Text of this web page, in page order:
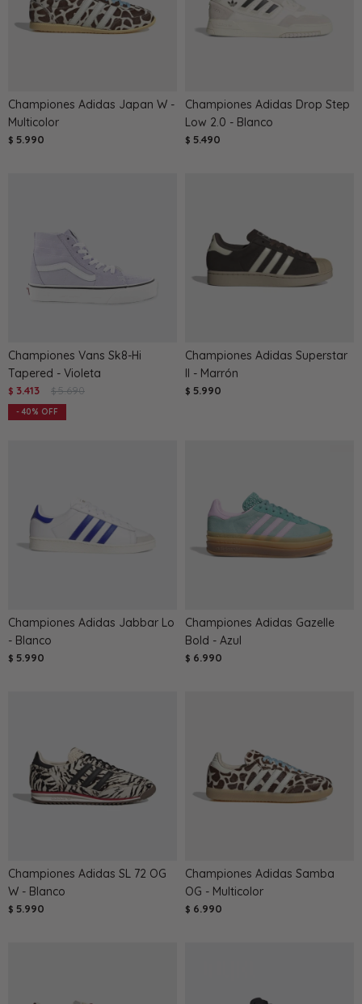
Championes Adidas Japan W -
Multicolor
$ 5.990
Championes Adidas Drop Step
Low 2.0 - Blanco
$ 5.490
Championes Vans Sk8-Hi
Tapered - Violeta
$ 3.413 $ 5.690
40
Championes Adidas Superstar
II - Marrón
$ 5.990
Championes Adidas Jabbar Lo
- Blanco
$ 5.990
Championes Adidas Gazelle
Bold - Azul
$ 6.990
Championes Adidas SL 72 OG
W - Blanco
$ 5.990
Championes Adidas Samba
OG - Multicolor
$ 6.990